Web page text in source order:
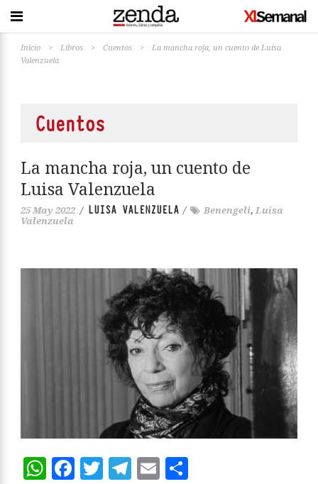
Inicio > Libros > Cuentos >
La mancha roja, un cuento de Luisa
Valenzuela
Cuentos
La mancha roja, un cuento de
Luisa Valenzuela
25 May 2022 / LUISA VALENZUELA / Benengeli, Luisa
Valenzuela
WhatsApp
Facebook
Twitter
Telegram
Email